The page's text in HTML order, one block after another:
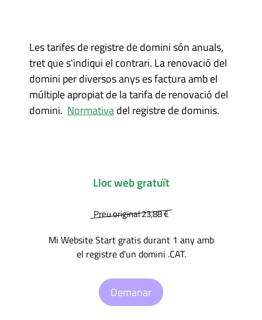
Les tarifes de registre de domini són anuals,
tret que s'indiqui el contrari. La renovació del
domini per diversos anys es factura amb el
múltiple apropiat de la tarifa de renovació del
domini. Normativadel registre de dominis.
Lloc web gratuït
Preu original 23,88 €
Mi Website Start gratis durant 1 any amb
el registre d'un domini .CAT.
Demanar